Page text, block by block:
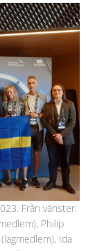
Från vänster:
Philip
Ida